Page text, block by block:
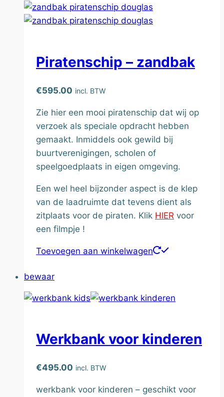
Piratenschip – zandbak
€595.00 incl. BTW
Zie hier een mooi piratenschip dat wij op
verzoek als speciale opdracht hebben
gemaakt. Inmiddels ook gewild bij
buurtverenigingen, scholen of
speelgoedplaats in eigen omgeving.
Een wel heel bijzonder aspect is de klep
van de laadruimte dat tevens dient als
zitplaats voor de piraten. Klik HIER voor
een filmpje !
Toevoegen aan winkelwagen
bewaar
Werkbank voor kinderen
€495.00 incl. BTW
werkbank voor kinderen – geschikt voor